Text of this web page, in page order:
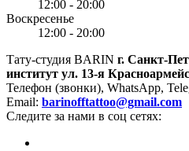
12:00 - 20:00
Воскресенье
12:00 - 20:00
Тату-студия BARIN г. Санкт-
институт ул. 13-я
Телефон (звонки), WhatsApp,
Email: barinofftattoo@gmail.com
Следите за нами в соц сетях: